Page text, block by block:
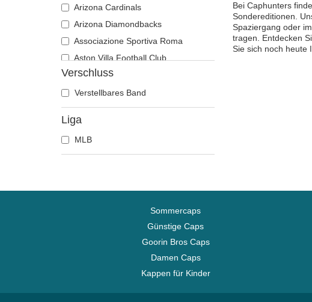
Arizona Cardinals
Arizona Diamondbacks
Associazione Sportiva Roma
Aston Villa Football Club
Atlanta Braves
Atlanta Falcons
Atlanta Hawks
Boston Bruins
Boston Celtics
Carolina Panthers
Chelsea Football Club
Chicago Blackhawks
Verschluss
Verstellbares Band
Liga
MLB
Bei Caphunters
Sondereditionen.
Spaziergang oder
tragen. Entdecken
Sie sich noch heute
Sommercaps
Günstige Caps
Goorin Bros Caps
Damen Caps
Kappen für Kinder